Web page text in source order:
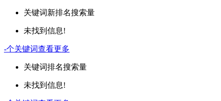
关键词新排名搜索量
未找到信息!
-个关键词查看更多
关键词排名搜索量
未找到信息!